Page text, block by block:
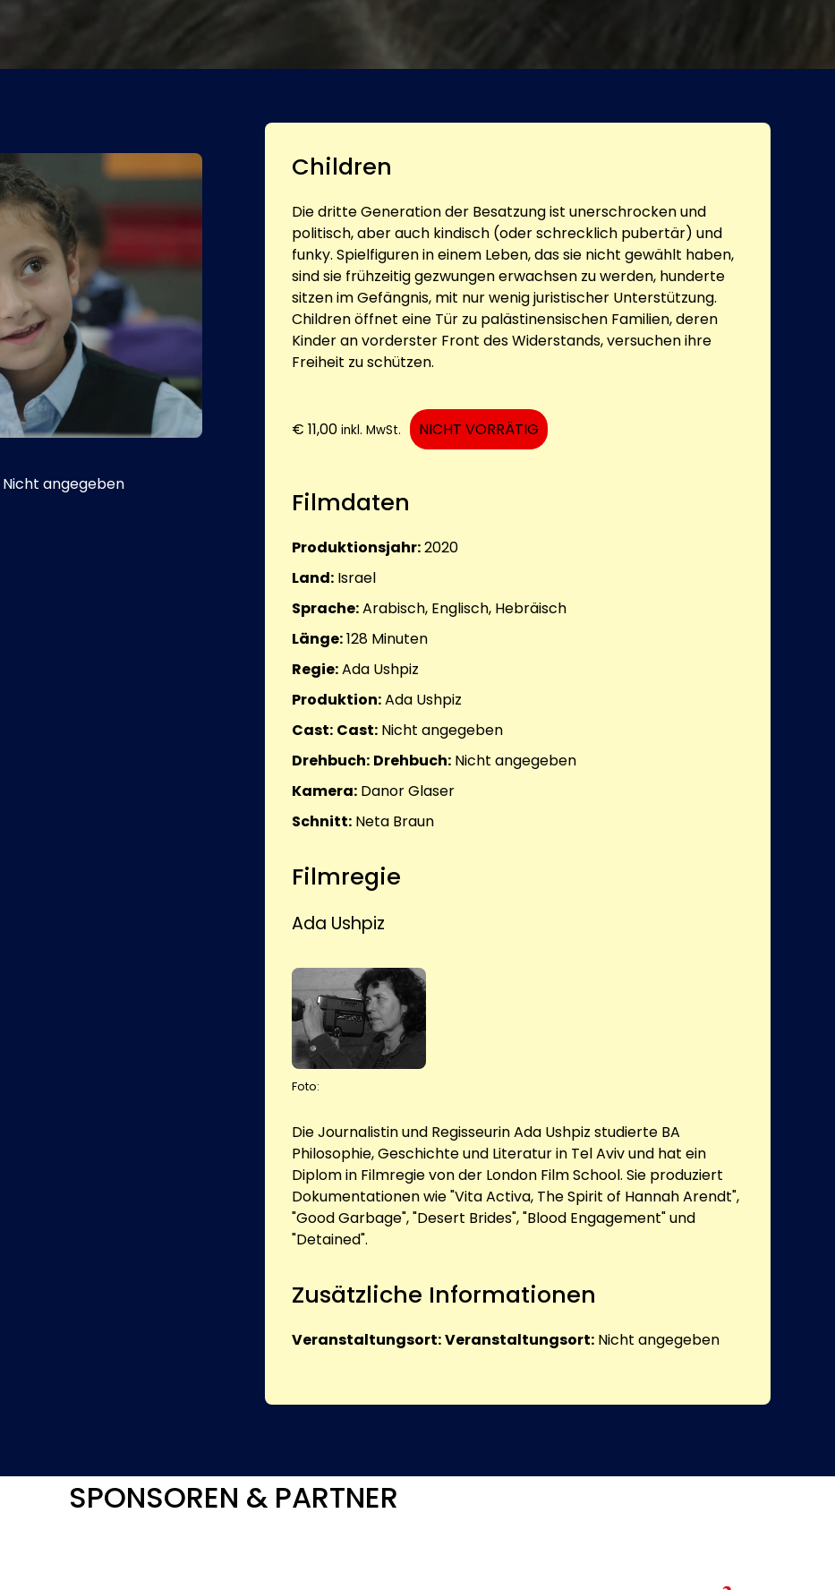
Nicht angegeben
Children
Die dritte Generation der Besatzung ist unerschrocken und
politisch, aber auch kindisch (oder schrecklich pubertär) und
funky. Spielfiguren in einem Leben, das sie nicht gewählt haben,
sind sie frühzeitig gezwungen erwachsen zu werden, hunderte
sitzen im Gefängnis, mit nur wenig juristischer Unterstützung.
Children öffnet eine Tür zu palästinensischen Familien, deren
Kinder an vorderster Front des Widerstands, versuchen ihre
Freiheit zu schützen.
€ 11,00 inkl. MwSt. NICHT VORRÄTIG
Filmdaten
Produktionsjahr:2020
Land: Israel
Sprache:Arabisch, Englisch, Hebräisch
Länge:128 Minuten
Regie:Ada Ushpiz
Produktion:Ada Ushpiz
Cast: Cast: Nicht angegeben
Drehbuch: Drehbuch: Nicht angegeben
Kamera: Danor Glaser
Schnitt: Neta Braun
Filmregie
Ada Ushpiz
Foto:
Die Journalistin und Regisseurin Ada Ushpiz studierte BA
Philosophie, Geschichte und Literatur in Tel Aviv und hat ein
Diplom in Filmregie von der London Film School. Sie produziert
Dokumentationen wie "Vita Activa, The Spirit of Hannah Arendt",
"Good Garbage", "Desert Brides", "Blood Engagement" und
"Detained".
Zusätzliche Informationen
Veranstaltungsort:Veranstaltungsort: Nicht angegeben
SPONSOREN & PARTNER